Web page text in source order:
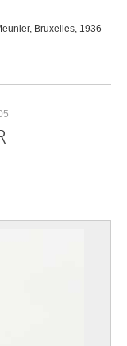
Bruxelles, 1936